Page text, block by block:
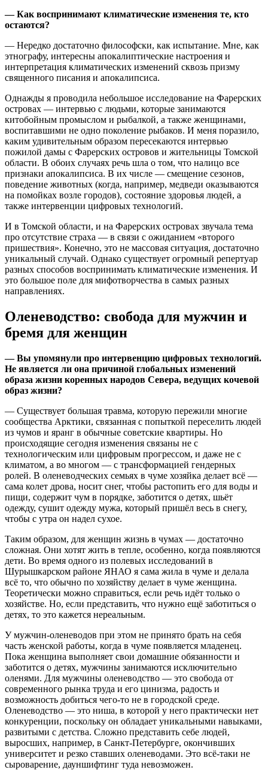
— Как воспринимают климатические изменения те, кто
остаются?
— Нередко достаточно философски, как испытание. Мне, как
этнографу, интересны апокалиптические настроения и
интерпретация климатических изменений сквозь призму
священного писания и апокалипсиса.
Однажды я проводила небольшое исследование на Фарерских
островах — интервью с людьми, которые занимаются
китобойным промыслом и рыбалкой, а также женщинами,
воспитавшими не одно поколение рыбаков. И меня поразило,
каким удивительным образом пересекаются интервью
пожилой дамы с Фарерских островов и жительницы Томской
области. В обоих случаях речь шла о том, что налицо все
признаки апокалипсиса. В их числе — смещение сезонов,
поведение животных (когда, например, медведи оказываются
на помойках возле городов), состояние здоровья людей, а
также интервенции цифровых технологий.
И в Томской области, и на Фарерских островах звучала тема
про отсутствие страха — в связи с ожиданием «второго
пришествия». Конечно, это не массовая ситуация, достаточно
уникальный случай. Однако существует огромный репертуар
разных способов воспринимать климатические изменения. И
это большое поле для мифотворчества в самых разных
направлениях.
Оленеводство: свобода для мужчин и
бремя для женщин
— Вы упомянули про интервенцию цифровых технологий.
Не является ли она причиной глобальных изменений
образа жизни коренных народов Севера, ведущих кочевой
образ жизни?
— Существует большая травма, которую пережили многие
сообщества Арктики, связанная с попыткой переселить людей
из чумов и яранг в обычные советские квартиры. Но
происходящие сегодня изменения связаны не с
технологическим или цифровым прогрессом, и даже не с
климатом, а во многом — с трансформацией гендерных
ролей. В оленеводческих семьях в чуме хозяйка делает всё —
сама колет дрова, носит снег, чтобы растопить его для воды и
пищи, содержит чум в порядке, заботится о детях, шьёт
одежду, сушит одежду мужа, который пришёл весь в снегу,
чтобы с утра он надел сухое.
Таким образом, для женщин жизнь в чумах — достаточно
сложная. Они хотят жить в тепле, особенно, когда появляются
дети. Во время одного из полевых исследований в
Шурышкарском районе ЯНАО я сама жила в чуме и делала
всё то, что обычно по хозяйству делает в чуме женщина.
Теоретически можно справиться, если речь идёт только о
хозяйстве. Но, если представить, что нужно ещё заботиться о
детях, то это кажется нереальным.
У мужчин-оленеводов при этом не принято брать на себя
часть женской работы, когда в чуме появляется младенец.
Пока женщина выполняет свои домашние обязанности и
заботится о детях, мужчины занимаются исключительно
оленями. Для мужчины оленеводство — это свобода от
современного рынка труда и его цинизма, радость и
возможность добиться чего-то не в городской среде.
Оленеводство — это ниша, в которой у него практически нет
конкуренции, поскольку он обладает уникальными навыками,
развитыми с детства. Сложно представить себе людей,
выросших, например, в Санкт-Петербурге, окончивших
университет и резко ставших оленеводами. Это всё-таки не
сыроварение, дауншифтинг туда невозможен.